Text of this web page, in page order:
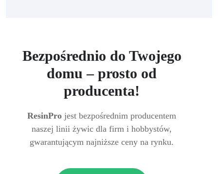
Bezpośrednio do Twojego
domu – prosto od
producenta!
ResinPro jest bezpośrednim producentem
naszej linii żywic dla firm i hobbystów,
gwarantującym najniższe ceny na rynku.